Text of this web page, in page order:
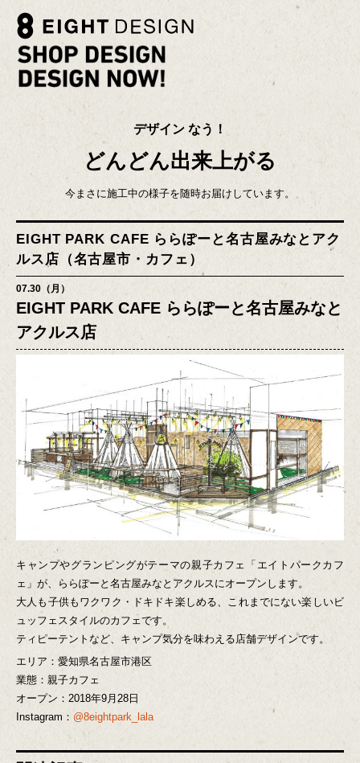
デザイン なう！
どんどん出来上がる
今まさに施工中の様子を随時お届けしています。
EIGHT PARK CAFE ららぽーと名古屋みなとアク
ルス店（名古屋市・カフェ）
07.30（月）
EIGHT PARK CAFE ららぽーと名古屋みなと
アクルス店
キャンプやグランピングがテーマの親子カフェ「エイトパークカフ
ェ」が、ららぽーと名古屋みなとアクルスにオープンします。
大人も子供もワクワク・ドキドキ楽しめる、これまでにない楽しいビ
ュッフェスタイルのカフェです。
ティピーテントなど、キャンプ気分を味わえる店舗デザインです。
エリア：愛知県名古屋市港区
業態：親子カフェ
オープン：2018年9月28日
Instagram： @8eightpark_lala